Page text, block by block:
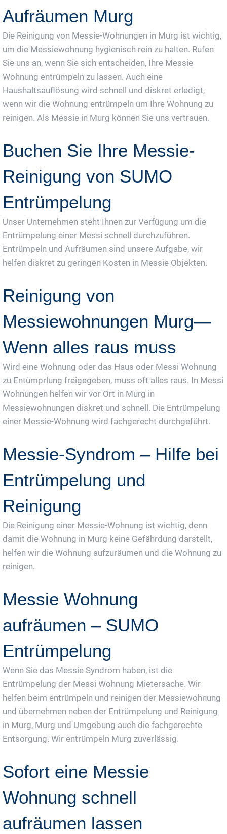
Aufräumen Murg
Die Reinigung von Messie-Wohnungen in Murg ist wichtig,
um die Messiewohnung hygienisch rein zu halten. Rufen
Sie uns an, wenn Sie sich entscheiden, Ihre Messie
Wohnung entrümpeln zu lassen. Auch eine
Haushaltsauflösung wird schnell und diskret erledigt,
wenn wir die Wohnung entrümpeln um Ihre Wohnung zu
reinigen. Als Messie in Murg können Sie uns vertrauen.
Buchen Sie Ihre Messie-
Reinigung von SUMO
Entrümpelung
Unser Unternehmen steht Ihnen zur Verfügung um die
Entrümpelung einer Messi schnell durchzuführen.
Entrümpeln und Aufräumen sind unsere Aufgabe, wir
helfen diskret zu geringen Kosten in Messie Objekten.
Reinigung von
Messiewohnungen Murg—
Wenn alles raus muss
Wird eine Wohnung oder das Haus oder Messi Wohnung
zu Entümprlung freigegeben, muss oft alles raus. In Messi
Wohnungen helfen wir vor Ort in Murg in
Messiewohnungen diskret und schnell. Die Entrümpelung
einer Messie-Wohnung wird fachgerecht durchgeführt.
Messie-Syndrom – Hilfe bei
Entrümpelung und
Reinigung
Die Reinigung einer Messie-Wohnung ist wichtig, denn
damit die Wohnung in Murg keine Gefährdung darstellt,
helfen wir die Wohnung aufzuräumen und die Wohnung zu
reinigen.
Messie Wohnung
aufräumen – SUMO
Entrümpelung
Wenn Sie das Messie Syndrom haben, ist die
Entrümpelung der Messi Wohnung Mietersache. Wir
helfen beim entrümpeln und reinigen der Messiewohnung
und übernehmen neben der Entrümpelung und Reinigung
in Murg, Murg und Umgebung auch die fachgerechte
Entsorgung. Wir entrümpeln Murg zuverlässig.
Sofort eine Messie
Wohnung schnell
aufräumen lassen